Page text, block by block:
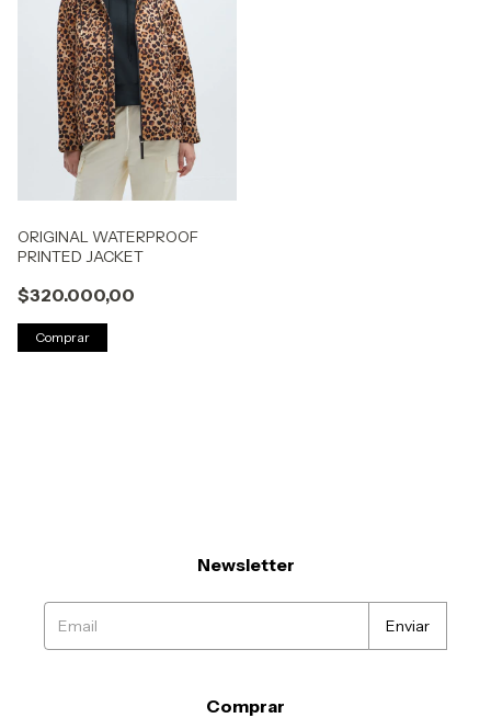
ORIGINAL WATERPROOF
PRINTED JACKET
$320.000,00
Comprar
Newsletter
Comprar